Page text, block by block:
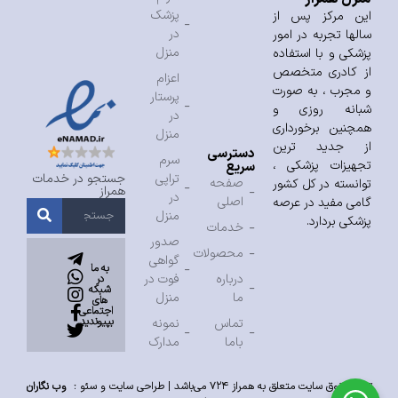
این مرکز پس از
سالها تجربه در امور
پزشکی و با استفاده
از کادری متخصص
و مجرب ، به صورت
شبانه روزی و
همچنین برخورداری
از جدید ترین
تجهیزات پزشکی ،
توانسته در کل کشور
گامی مفید در عرصه
پزشکی بردارد.
دسترسی
سریع
صفحه
اصلی
خدمات
محصولات
درباره
ما
تماس
باما
پزشک
در
منزل
اعزام
پرستار
در
منزل
سرم
تراپی
در
منزل
صدور
گواهی
فوت در
منزل
نمونه
مدارک
جستجو در خدمات
همراز
به ما
در
شبکه
های
اجتماعی
بپیوندید
تمام حقوق سایت متعلق به همراز ۷۲۴ می‌باشد | طراحی سایت وسئو :وب نگاران